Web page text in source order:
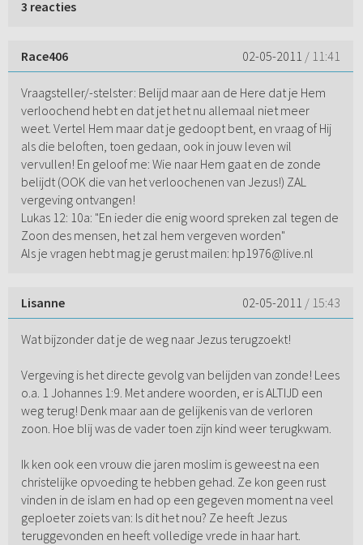
3 reacties
Race406 02-05-2011 / 11:41
Vraagsteller/-stelster: Belijd maar aan de Here dat je Hem
verloochend hebt en dat jet het nu allemaal niet meer
weet. Vertel Hem maar dat je gedoopt bent, en vraag of Hij
als die beloften, toen gedaan, ook in jouw leven wil
vervullen! En geloof me: Wie naar Hem gaat en de zonde
belijdt (OOK die van het verloochenen van Jezus!) ZAL
vergeving ontvangen!
Lukas 12: 10a: "En ieder die enig woord spreken zal tegen de
Zoon des mensen, het zal hem vergeven worden"
Als je vragen hebt mag je gerust mailen: hp1976@live.nl
Lisanne 02-05-2011 / 15:43
Wat bijzonder dat je de weg naar Jezus terugzoekt!
Vergeving is het directe gevolg van belijden van zonde! Lees
o.a. 1 Johannes 1:9. Met andere woorden, er is ALTIJD een
weg terug! Denk maar aan de gelijkenis van de verloren
zoon. Hoe blij was de vader toen zijn kind weer terugkwam.
Ik ken ook een vrouw die jaren moslim is geweest na een
christelijke opvoeding te hebben gehad. Ze kon geen rust
vinden in de islam en had op een gegeven moment na veel
geploeter zoiets van: Is dit het nou? Ze heeft Jezus
teruggevonden en heeft volledige vrede in haar hart.